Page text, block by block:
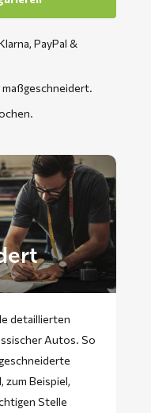
PayPal &
detaillierten
Autos. So
zum Beispiel,
Stelle